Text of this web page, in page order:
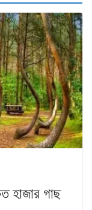
হাজার গাছ